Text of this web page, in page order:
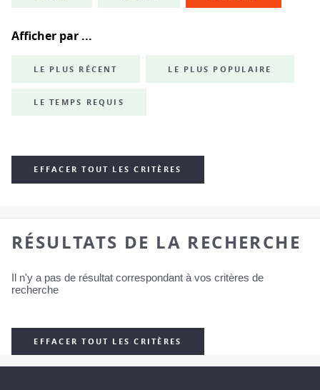
Afficher par ...
LE PLUS RÉCENT LE PLUS POPULAIRE
LE TEMPS REQUIS
EFFACER TOUT LES CRITÈRES
RÉSULTATS DE LA RECHERCHE
Il n'y a pas de résultat correspondant à vos critères de
recherche
EFFACER TOUT LES CRITÈRES